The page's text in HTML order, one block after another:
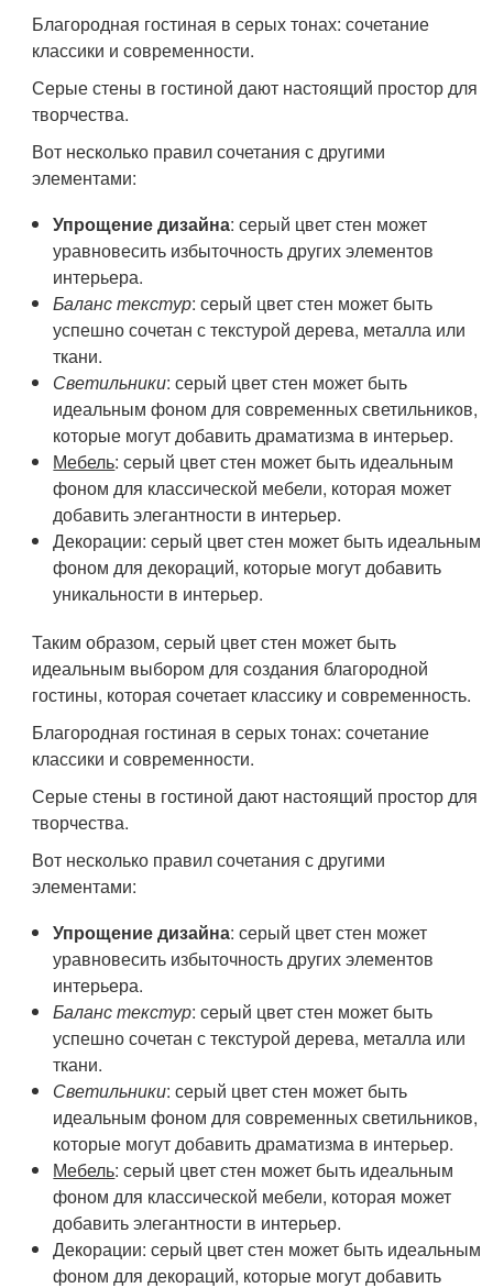
Благородная гостиная в серых тонах: сочетание
классики и современности.
Серые стены в гостиной дают настоящий простор для
творчества.
Вот несколько правил сочетания с другими
элементами:
Упрощение дизайна: серый цвет стен может
уравновесить избыточность других элементов
интерьера.
Баланс текстур: серый цвет стен может быть
успешно сочетан с текстурой дерева, металла или
ткани.
Светильники: серый цвет стен может быть
идеальным фоном для современных светильников,
которые могут добавить драматизма в интерьер.
Мебель: серый цвет стен может быть идеальным
фоном для классической мебели, которая может
добавить элегантности в интерьер.
Декорации: серый цвет стен может быть идеальным
фоном для декораций, которые могут добавить
уникальности в интерьер.
Таким образом, серый цвет стен может быть
идеальным выбором для создания благородной
гостины, которая сочетает классику и современность.
Благородная гостиная в серых тонах: сочетание
классики и современности.
Серые стены в гостиной дают настоящий простор для
творчества.
Вот несколько правил сочетания с другими
элементами:
Упрощение дизайна: серый цвет стен может
уравновесить избыточность других элементов
интерьера.
Баланс текстур: серый цвет стен может быть
успешно сочетан с текстурой дерева, металла или
ткани.
Светильники: серый цвет стен может быть
идеальным фоном для современных светильников,
которые могут добавить драматизма в интерьер.
Мебель: серый цвет стен может быть идеальным
фоном для классической мебели, которая может
добавить элегантности в интерьер.
Декорации: серый цвет стен может быть идеальным
фоном для декораций, которые могут добавить